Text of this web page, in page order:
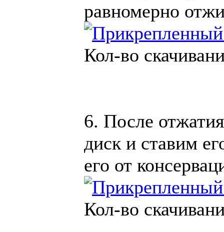
равномерно
Кол-во
6. После
диск и ставим
его от
Кол-во